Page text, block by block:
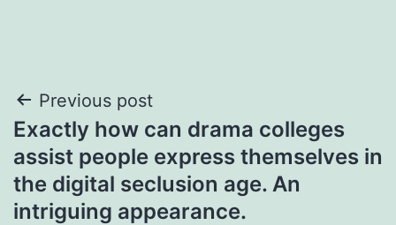
Post
navigation
Previous post
Exactly how can drama colleges
assist people express themselves in
the digital seclusion age. An
intriguing appearance.